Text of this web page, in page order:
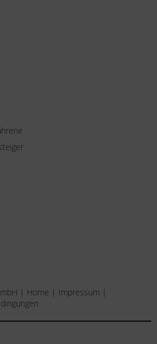
| Home | Impressum |